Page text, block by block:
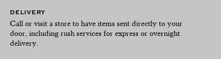
DELIVERY
Call or visit a store to have items sent directly to your
door, including rush services for express or overnight
delivery.